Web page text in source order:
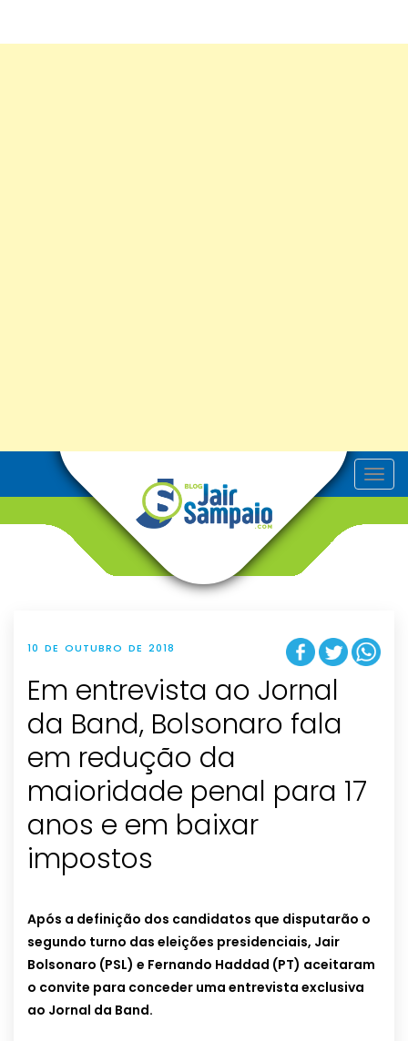
T
o
t
i
10 DE OUTUBRO DE 2018
Em entrevista ao Jornal
da Band, Bolsonaro fala
em redução da
maioridade penal para 17
anos e em baixar
impostos
Após a definição dos candidatos que disputarão o
segundo turno das eleições presidenciais, Jair
Bolsonaro (PSL) e Fernando Haddad (PT) aceitaram
o convite para conceder uma entrevista exclusiva
ao Jornal da Band.